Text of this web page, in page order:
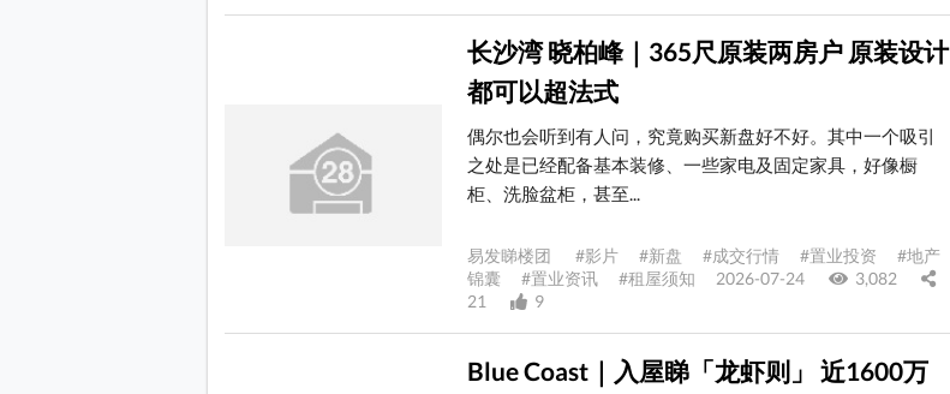
长沙湾 晓柏峰｜365尺原装两房户 原装设计
都可以超法式
偶尔也会听到有人问，究竟购买新盘好不好。其中一个吸引
之处是已经配备基本装修、一些家电及固定家具，好像橱
柜、洗脸盆柜，甚至...
易发睇楼团 #影片 #新盘 #成交行情 #置业投资 #地产
锦囊 #置业资讯 #租屋须知 2026-07-24
3,082
21
9
Blue Coast｜入屋睇「龙虾则」 近1600万